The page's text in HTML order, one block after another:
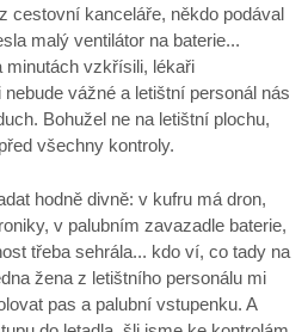
cestovní kanceláře, někdo podával
malý ventilátor na baterie...
minutách vzkřísili, lékaři
vážné a letištní personál nás
Bohužel ne na letištní plochu,
všechny kontroly.
hodně divně: v kufru má dron,
v palubním zavazadle baterie,
třeba sehrála... kdo ví, co tady na
žena z letištního personálu mi
pas a palubní vstupenku. A